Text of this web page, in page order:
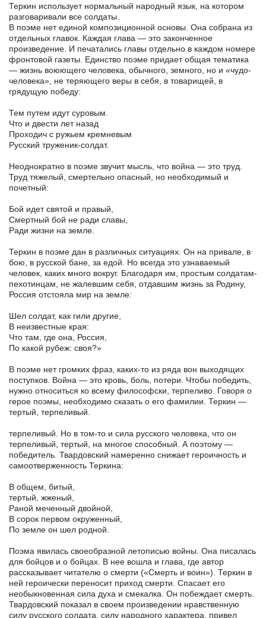
Теркин использует нормальный народный язык, на котором
разговаривали все солдаты.
В поэме нет единой композиционной основы. Она собрана из
отдельных главок. Каждая глава — это законченное
произведение. И печатались главы отдельно в каждом номере
фронтовой газеты. Единство поэме придает общая тематика
— жизнь воюющего человека, обычного, земного, но и «чудо-
человека», не теряющего веры в себя, в товарищей, в
грядущую победу:
Тем путем идут суровым.
Что и двести лет назад
Проходич с ружьем кремневым
Русский труженик-солдат.
Неоднократно в поэме звучит мысль, что война — это труд.
Труд тяжелый, смертельно опасный, но необходимый и
почетный:
Бой идет святой и правый,
Смертный бой не ради славы,
Ради жизни на земле.
Теркин в поэме дан в различных ситуациях. Он на привале, в
бою, в русской бане, за едой. Но всегда это узнаваемый
человек, каких много вокруг. Благодаря им, простым солдатам-
пехотинцам, не жалевшим себя, отдавшим жизнь за Родину,
Россия отстояла мир на земле:
Шел солдат, как гили другие,
В неизвестные края:
Что там, где она, Россия,
По какой рубеж: своя?»
В поэме нет громких фраз, каких-то из ряда вон выходящих
поступков. Война — это кровь, боль, потери. Чтобы победить,
нужно относиться ко всему философски, терпеливо. Говоря о
герое поэмы, необходимо сказать о его фамилии. Теркин —
тертый, терпеливый.
терпеливый. Но в том-то и сила русского человека, что он
терпеливый, тертый, на многое способный. А поэтому —
победитель. Твардовский намеренно снижает героичность и
самоотверженность Теркина:
В общем, битый,
тертый, жженый,
Раной меченный двойной,
В сорок первом окруженный,
По земле он шел родной.
Поэма явилась своеобразной летописью войны. Она писалась
для бойцов и о бойцах. В нее вошла и глава, где автор
рассказывает читателю о смерти («Смерть и воин»). Теркин в
ней героически переносит приход смерти. Спасает его
необыкновенная сила духа и смекалка. Он побеждает смерть.
Твардовский показал в своем произведении нравственную
силу русского солдата, силу народного характера, привел